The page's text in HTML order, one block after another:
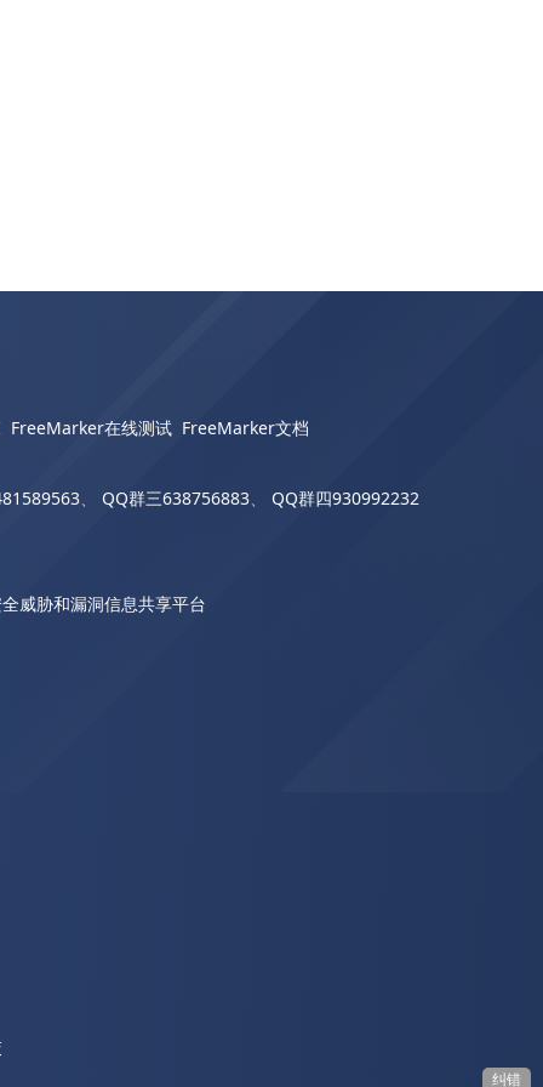
FreeMarker在线测试 FreeMarker文档
、 QQ群三638756883、 QQ群四930992232
威胁和漏洞信息共享平台
纠错